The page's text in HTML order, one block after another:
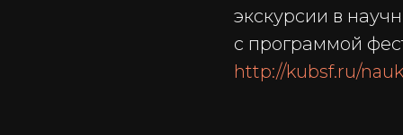
экскурсии в
с программой
http://kubsf.ru/